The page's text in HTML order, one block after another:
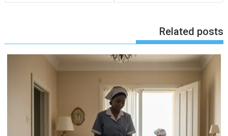
Related posts